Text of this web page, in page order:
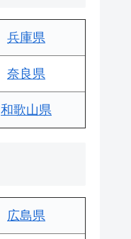
兵庫県
奈良県
和歌山県
広島県